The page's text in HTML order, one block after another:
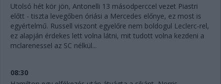
Utolsó hét kör jön, Antonelli 13 másodperccel vezet Piastri
előtt - tiszta levegőben óriási a Mercedes előnye, ez most is
egyértelmű. Russell viszont egyelőre nem boldogul Leclerc-rel,
ez alapján érdekes lett volna látni, mit tudott volna kezdeni a
mclarenessel az SC nélkül...
08:30